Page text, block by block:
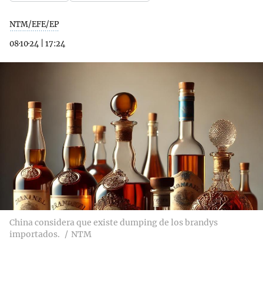
NTM/EFE/EP
08·10·24
17:24
China considera que existe dumping de los brandys
importados.
NTM